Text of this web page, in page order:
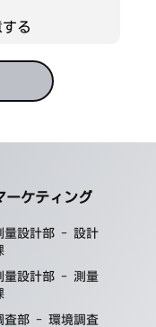
いにつ
の範囲
た、個
。）に
督を行
管理措
）山口
報•特定
て具体
する
ーケティング
量設計部 - 設計
量設計部 - 測量
査部 - 環境調査